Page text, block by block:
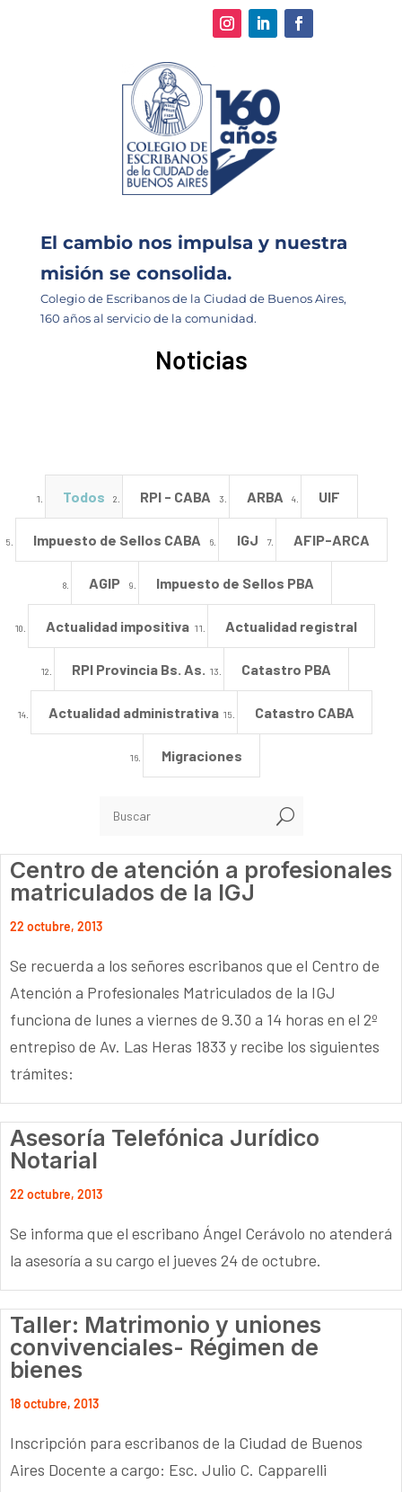
El cambio nos impulsa y nuestra
misión se consolida.
Colegio de Escribanos de la Ciudad de Buenos Aires,
160 años al servicio de la comunidad.
Noticias
Todos RPI - CABA ARBA UIF
Impuesto de Sellos CABA IGJ AFIP-ARCA
AGIP Impuesto de Sellos PBA
Actualidad impositiva Actualidad registral
RPI Provincia Bs. As. Catastro PBA
Actualidad administrativa Catastro CABA
Migraciones
U
Centro de atención a profesionales
matriculados de la IGJ
22 octubre, 2013
Se recuerda a los señores escribanos que el Centro de
Atención a Profesionales Matriculados de la IGJ
funciona de lunes a viernes de 9.30 a 14 horas en el 2º
entrepiso de Av. Las Heras 1833 y recibe los siguientes
trámites:
Asesoría Telefónica Jurídico
Notarial
22 octubre, 2013
Se informa que el escribano Ángel Cerávolo no atenderá
la asesoría a su cargo el jueves 24 de octubre.
Taller: Matrimonio y uniones
convivenciales- Régimen de
bienes
18 octubre, 2013
Inscripción para escribanos de la Ciudad de Buenos
Aires Docente a cargo: Esc. Julio C. Capparelli